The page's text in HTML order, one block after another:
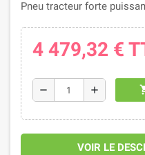
Pneu tracteur forte
4 479,32 €
remove add
VOIR LE